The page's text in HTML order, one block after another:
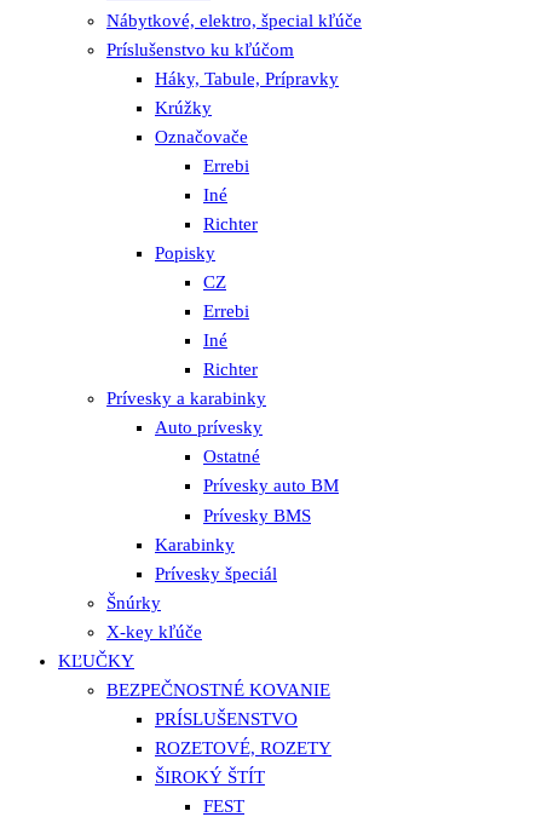
Nábytkové, elektro, špecial kľúče
Príslušenstvo ku kľúčom
Háky, Tabule, Prípravky
Krúžky
Označovače
Errebi
Iné
Richter
Popisky
CZ
Errebi
Iné
Richter
Prívesky a karabinky
Auto prívesky
Ostatné
Prívesky auto BM
Prívesky BMS
Karabinky
Prívesky špeciál
Šnúrky
X-key kľúče
KĽUČKY
BEZPEČNOSTNÉ KOVANIE
PRÍSLUŠENSTVO
ROZETOVÉ, ROZETY
ŠIROKÝ ŠTÍT
FEST